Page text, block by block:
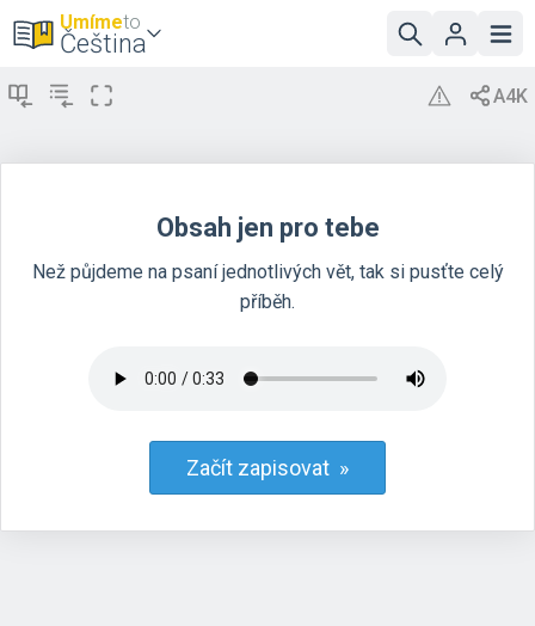
Umímeto
Čeština
Obsah jen pro tebe
Než půjdeme na psaní jednotlivých vět, tak si pusťte celý
příběh.
Začít zapisovat »